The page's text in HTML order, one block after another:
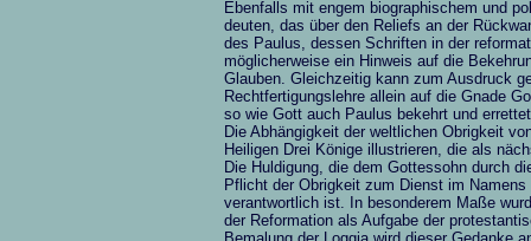
Ebenfalls mit engem biographischem und
deuten, das über den Reliefs an der
des Paulus, dessen Schriften in der
möglicherweise ein Hinweis auf die
Glauben. Gleichzeitig kann zum Ausdruck
Rechtfertigungslehre allein auf die Gnade
so wie Gott auch Paulus bekehrt und
Die Abhängigkeit der weltlichen Obrigkeit
Heiligen Drei Könige illustrieren, die als
Die Huldigung, die dem Gottessohn durch
Pflicht der Obrigkeit zum Dienst im
verantwortlich ist. In besonderem Maße
der Reformation als Aufgabe der